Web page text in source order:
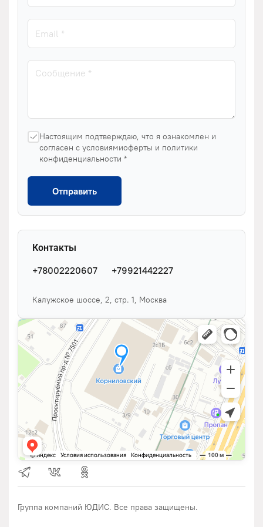
Настоящим подтверждаю, что я ознакомлен и
согласен с условиямиоферты и политики
конфиденциальности *
Отправить
Контакты
+78002220607 +79921442227
Калужское шоссе, 2, стр. 1, Москва
Группа компаний ЮДИС. Все права защищены.